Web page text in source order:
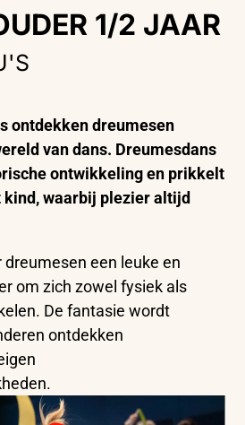
1/2 JAAR
ontdekken dreumesen
van dans. Dreumesdans
ontwikkeling en prikkelt
kind, waarbij plezier altijd
dreumesen een leuke en
om zich zowel fysiek als
De fantasie wordt
ontdekken